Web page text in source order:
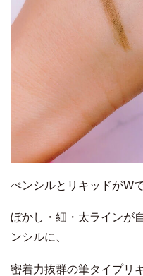
ぺンシルとリキッドがW
ぼかし・細・太ラインが
ンシルに、
密着力抜群の筆タイプリ